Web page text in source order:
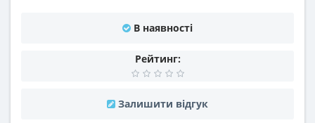
В наявності
Рейтинг:
Залишити відгук